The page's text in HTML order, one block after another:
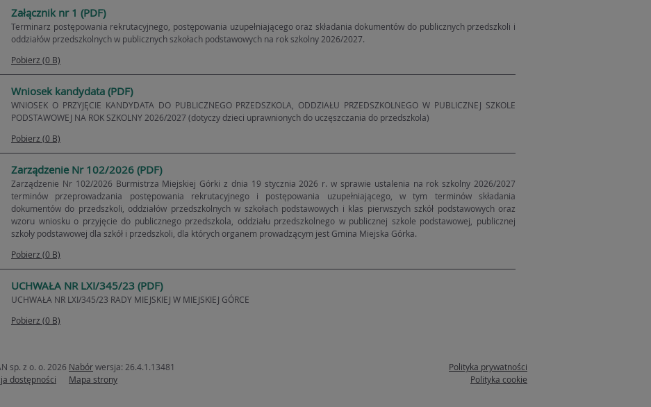
Załącznik nr 1 (PDF)
Terminarz postępowania rekrutacyjnego, postępowania uzupełniającego oraz składania dokumentów do publicznych przedszkoli i
oddziałów przedszkolnych w publicznych szkołach podstawowych na rok szkolny 2026/2027.
Pobierz (0 B)
Wniosek kandydata (PDF)
WNIOSEK O PRZYJĘCIE KANDYDATA DO PUBLICZNEGO PRZEDSZKOLA, ODDZIAŁU PRZEDSZKOLNEGO W PUBLICZNEJ SZKOLE
PODSTAWOWEJ NA ROK SZKOLNY 2026/2027 (dotyczy dzieci uprawnionych do uczęszczania do przedszkola)
Pobierz (0 B)
Zarządzenie Nr 102/2026 (PDF)
Zarządzenie Nr 102/2026 Burmistrza Miejskiej Górki z dnia 19 stycznia 2026 r. w sprawie ustalenia na rok szkolny 2026/2027
terminów przeprowadzania postępowania rekrutacyjnego i postępowania uzupełniającego, w tym terminów składania
dokumentów do przedszkoli, oddziałów przedszkolnych w szkołach podstawowych i klas pierwszych szkół podstawowych oraz
wzoru wniosku o przyjęcie do publicznego przedszkola, oddziału przedszkolnego w publicznej szkole podstawowej, publicznej
szkoły podstawowej dla szkół i przedszkoli, dla których organem prowadzącym jest Gmina Miejska Górka.
Pobierz (0 B)
UCHWAŁA NR LXI/345/23 (PDF)
UCHWAŁA NR LXI/345/23 RADY MIEJSKIEJ W MIEJSKIEJ GÓRCE
Pobierz (0 B)
sp. z o. o. 2026 Nabórwersja: 26.4.1.13481
Polityka prywatności
dostępności
Mapa strony Polityka cookie